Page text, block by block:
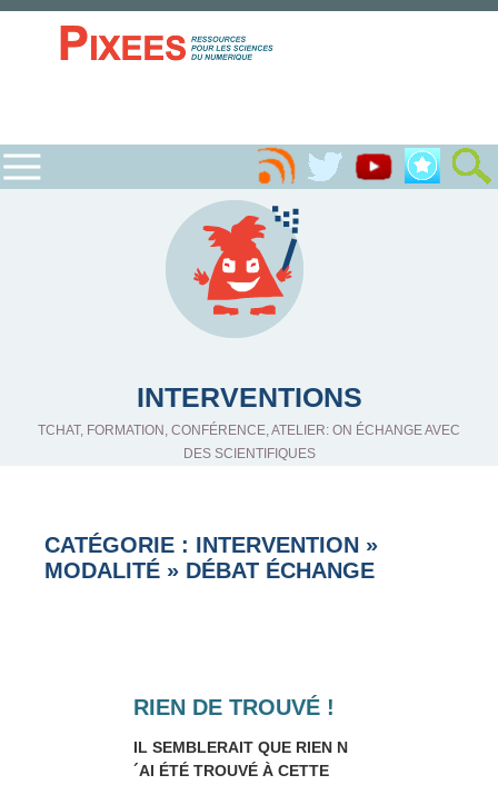
INTERVENTIONS
TCHAT, FORMATION, CONFÉRENCE, ATELIER: ON ÉCHANGE AVEC
DES SCIENTIFIQUES
CATÉGORIE : INTERVENTION »
MODALITÉ » DÉBAT ÉCHANGE
RIEN DE TROUVÉ !
IL SEMBLERAIT QUE RIEN N
´AI ÉTÉ TROUVÉ À CETTE